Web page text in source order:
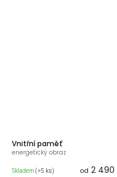
Vnitřní paměť
energetický obraz
Skladem (>5 ks) od 2 490